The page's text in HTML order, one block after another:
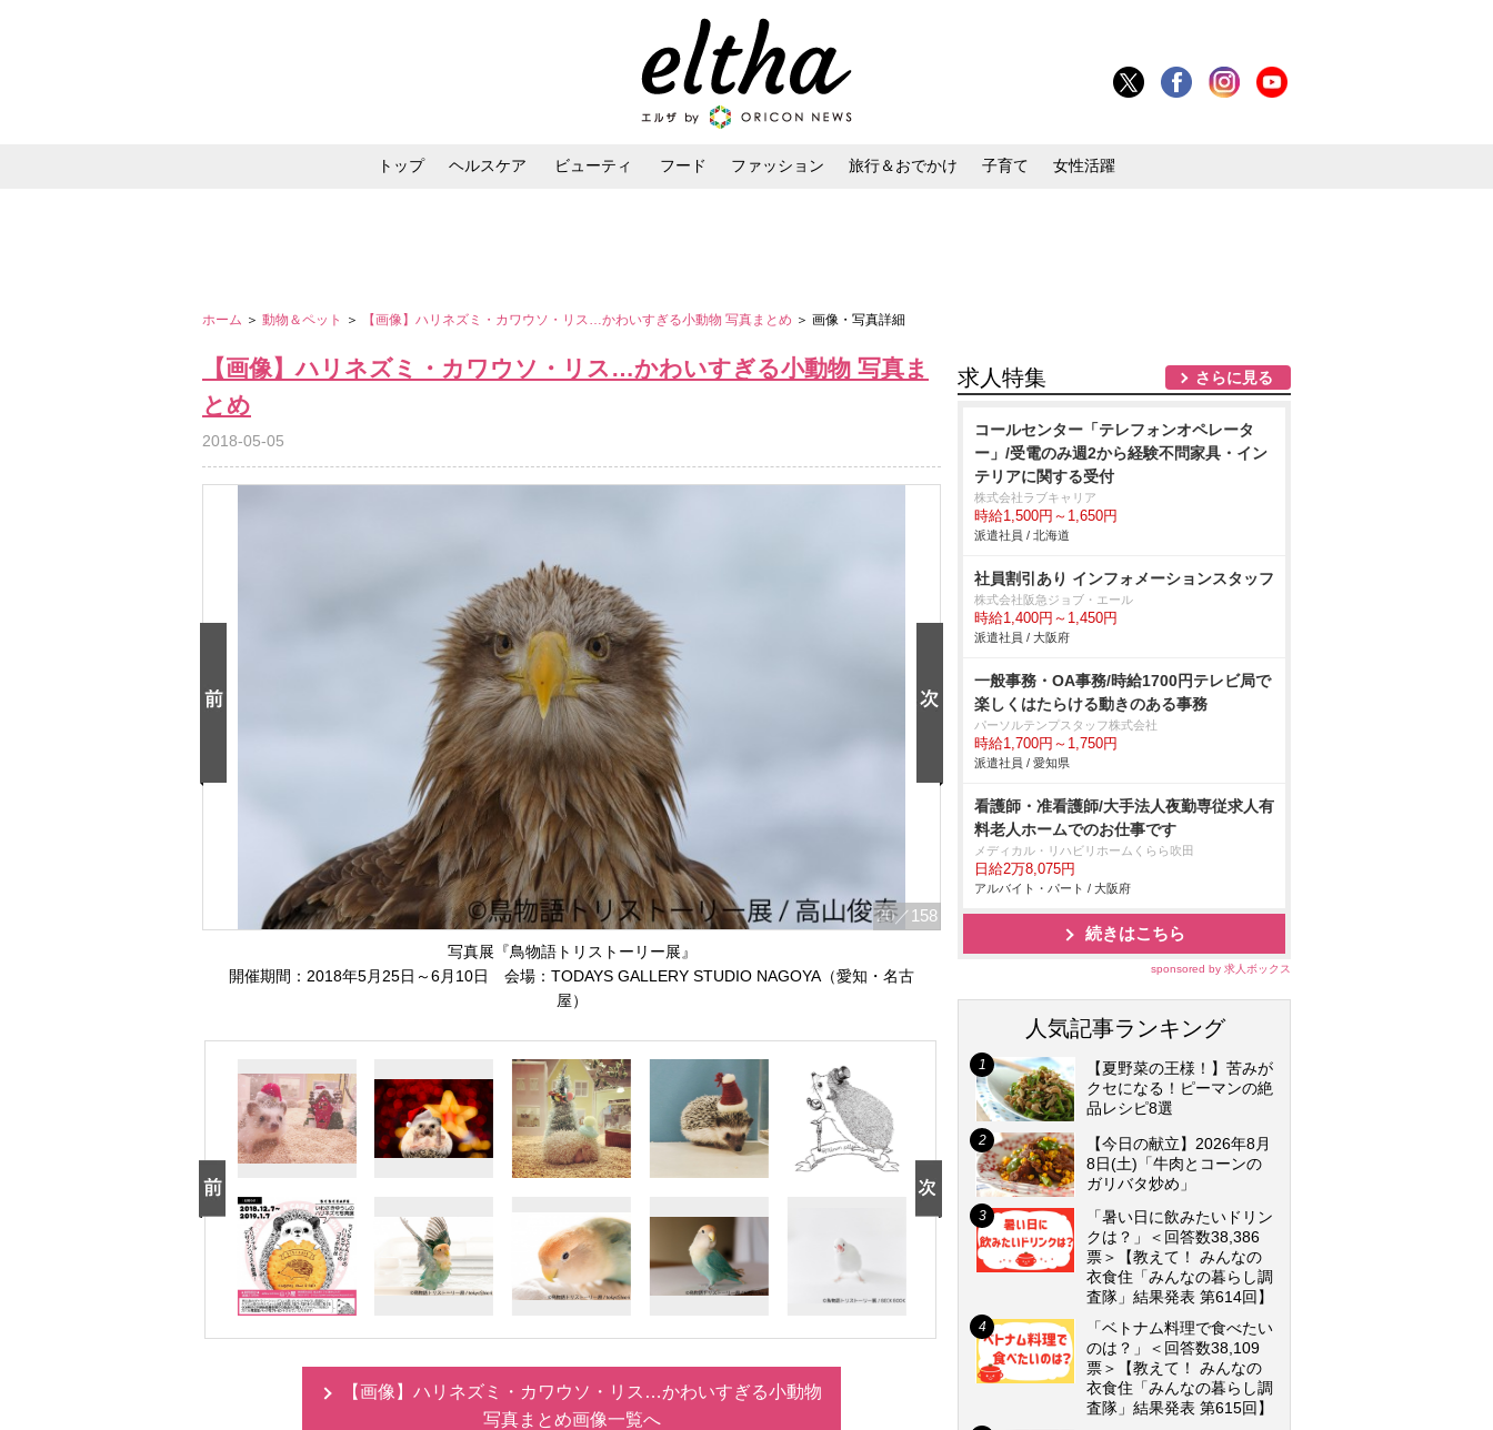
トップ ヘルスケア ビューティ フード ファッション 旅行＆おでかけ 子育て 女性活躍
ホーム ＞ 動物＆ペット ＞ 【画像】ハリネズミ・カワウソ・リス…かわいすぎる小動物 写真まとめ ＞ 画像・写真詳細
【画像】ハリネズミ・カワウソ・リス…かわいすぎる小動物 写真ま
とめ
2018-05-05
20／158
写真展『鳥物語トリストーリー展』
開催期間：2018年5月25日～6月10日 会場：TODAYS GALLERY STUDIO NAGOYA（愛知・名古
屋）
【画像】ハリネズミ・カワウソ・リス…かわいすぎる小動物
写真まとめ画像一覧へ
求人特集 さらに見る
コールセンター「テレフォンオペレータ
ー」/受電のみ週2から経験不問家具・イン
テリアに関する受付
株式会社ラブキャリア
時給1,500円～1,650円
派遣社員 / 北海道
社員割引あり インフォメーションスタッフ
株式会社阪急ジョブ・エール
時給1,400円～1,450円
派遣社員 / 大阪府
一般事務・OA事務/時給1700円テレビ局で
楽しくはたらける動きのある事務
パーソルテンプスタッフ株式会社
時給1,700円～1,750円
派遣社員 / 愛知県
看護師・准看護師/大手法人夜勤専従求人有
料老人ホームでのお仕事です
メディカル・リハビリホームくらら吹田
日給2万8,075円
アルバイト・パート / 大阪府
続きはこちら
sponsored by 求人ボックス
人気記事ランキング
【夏野菜の王様！】苦みが
クセになる！ピーマンの絶
品レシピ8選
【今日の献立】2026年8月
8日(土)「牛肉とコーンの
ガリバタ炒め」
「暑い日に飲みたいドリン
クは？」＜回答数38,386
票＞【教えて！ みんなの
衣食住「みんなの暮らし調
査隊」結果発表 第614回】
「ベトナム料理で食べたい
のは？」＜回答数38,109
票＞【教えて！ みんなの
衣食住「みんなの暮らし調
査隊」結果発表 第615回】